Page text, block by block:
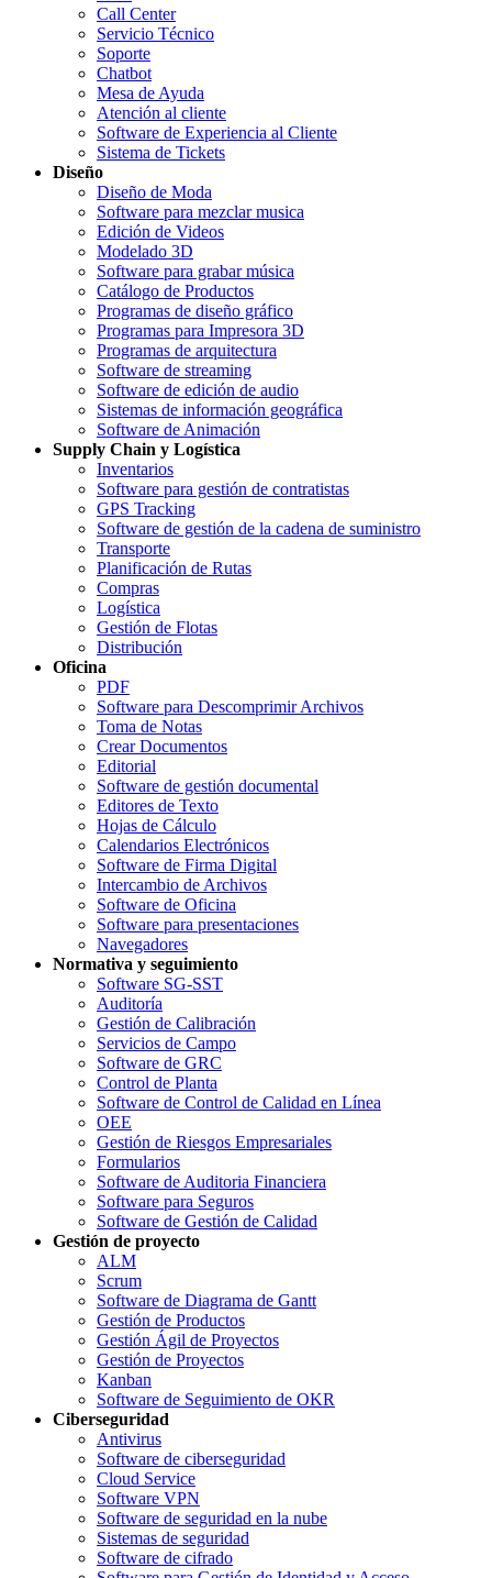
Call Center
Servicio Técnico
Soporte
Chatbot
Mesa de Ayuda
Atención al cliente
Software de Experiencia al Cliente
Sistema de Tickets
Diseño
Diseño de Moda
Software para mezclar musica
Edición de Videos
Modelado 3D
Software para grabar música
Catálogo de Productos
Programas de diseño gráfico
Programas para Impresora 3D
Programas de arquitectura
Software de streaming
Software de edición de audio
Sistemas de información geográfica
Software de Animación
Supply Chain y Logística
Inventarios
Software para gestión de contratistas
GPS Tracking
Software de gestión de la cadena de suministro
Transporte
Planificación de Rutas
Compras
Logística
Gestión de Flotas
Distribución
Oficina
PDF
Software para Descomprimir Archivos
Toma de Notas
Crear Documentos
Editorial
Software de gestión documental
Editores de Texto
Hojas de Cálculo
Calendarios Electrónicos
Software de Firma Digital
Intercambio de Archivos
Software de Oficina
Software para presentaciones
Navegadores
Normativa y seguimiento
Software SG-SST
Auditoría
Gestión de Calibración
Servicios de Campo
Software de GRC
Control de Planta
Software de Control de Calidad en Línea
OEE
Gestión de Riesgos Empresariales
Formularios
Software de Auditoria Financiera
Software para Seguros
Software de Gestión de Calidad
Gestión de proyecto
ALM
Scrum
Software de Diagrama de Gantt
Gestión de Productos
Gestión Ágil de Proyectos
Gestión de Proyectos
Kanban
Software de Seguimiento de OKR
Ciberseguridad
Antivirus
Software de ciberseguridad
Cloud Service
Software VPN
Software de seguridad en la nube
Sistemas de seguridad
Software de cifrado